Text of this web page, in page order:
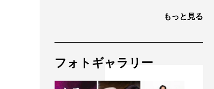
もっと見る
フォトギャラリー